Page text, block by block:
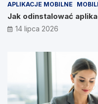
APLIKACJE MOBILNE
Jak odinstalować
14 lipca 2026